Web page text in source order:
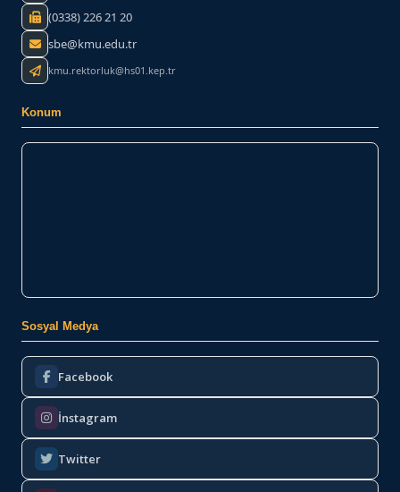
(0338) 226 21 20
sbe@kmu.edu.tr
kmu.rektorluk@hs01.kep.tr
Konum
Sosyal Medya
Facebook
İnstagram
Twitter